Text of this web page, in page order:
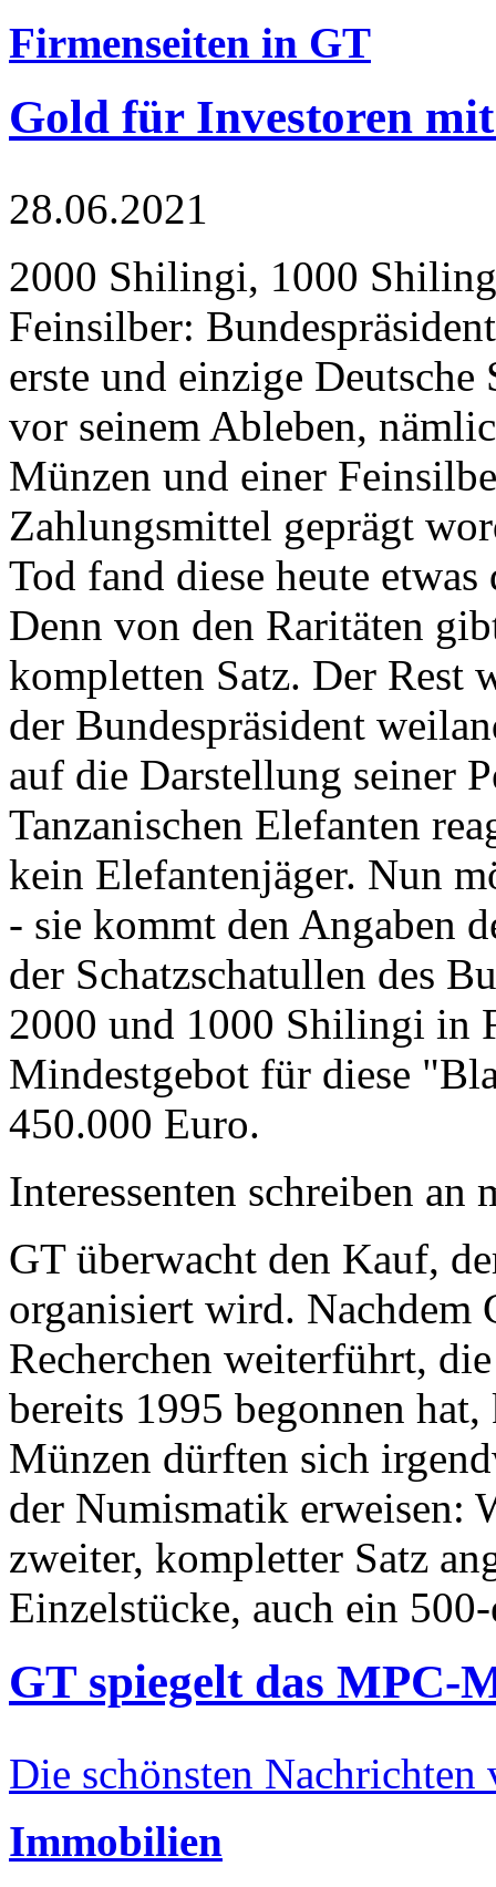
Firmenseiten in GT
Gold für Investoren
28.06.2021
2000 Shilingi, 1000
Feinsilber:
erste und einzige Deutsche
vor seinem Ableben,
Münzen und einer
Zahlungsmittel geprägt
Tod fand diese heute
Denn von den Raritäten
kompletten Satz. Der Rest
der Bundespräsident
auf die Darstellung seiner
Tanzanischen Elefanten
kein Elefantenjäger. Nun
- sie kommt den Angaben
der Schatzschatullen des
2000 und 1000 Shilingi in
Mindestgebot für diese
450.000 Euro.
Interessenten schreiben
GT überwacht den Kauf,
organisiert wird. Nachdem
Recherchen weiterführt,
bereits 1995 begonnen
Münzen dürften sich
der Numismatik erweisen:
zweiter, kompletter Satz
Einzelstücke, auch ein
GT spiegelt das MPC-
Die schönsten Nachrichten
Immobilien